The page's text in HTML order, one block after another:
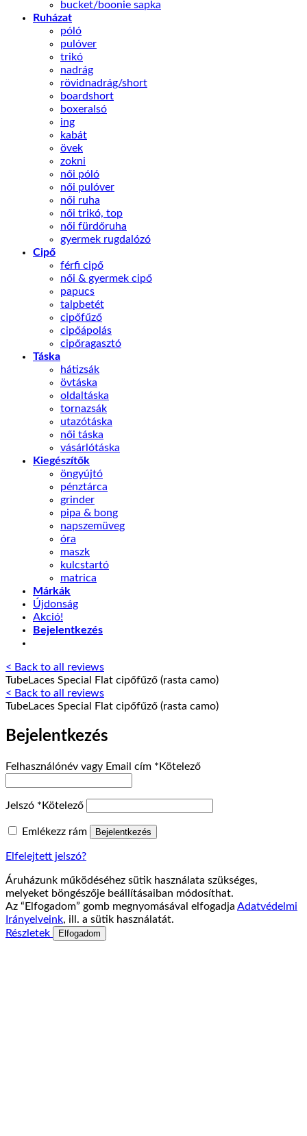
bucket/boonie sapka
Ruházat
póló
pulóver
trikó
nadrág
rövidnadrág/short
boardshort
boxeralsó
ing
kabát
övek
zokni
női póló
női pulóver
női ruha
női trikó, top
női fürdőruha
gyermek rugdalózó
Cipő
férfi cipő
női & gyermek cipő
papucs
talpbetét
cipőfűző
cipőápolás
cipőragasztó
Táska
hátizsák
övtáska
oldaltáska
tornazsák
utazótáska
női táska
vásárlótáska
Kiegészítők
öngyújtó
pénztárca
grinder
pipa & bong
napszemüveg
óra
maszk
kulcstartó
matrica
Márkák
Újdonság
Akció!
Bejelentkezés
< Back to all reviews
TubeLaces Special Flat cipőfűző (rasta camo)
< Back to all reviews
TubeLaces Special Flat cipőfűző (rasta camo)
Bejelentkezés
Felhasználónév vagy Email cím * Kötelező
Jelszó * Kötelező
Emlékezz rám Bejelentkezés
Elfelejtett jelszó?
Áruházunk működéséhez sütik használata szükséges,
melyeket böngészője beállításaiban módosíthat.
Az “Elfogadom” gomb megnyomásával elfogadja Adatvédelmi
Irányelveink, ill. a sütik használatát.
Részletek
Elfogadom